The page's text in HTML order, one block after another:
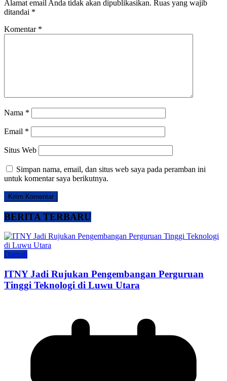
Alamat email Anda tidak akan dipublikasikan. Ruas yang wajib
ditandai *
Komentar *
Nama *
Email *
Situs Web
Simpan nama, email, dan situs web saya pada peramban ini
untuk komentar saya berikutnya.
BERITA TERBARU
Daerah
ITNY Jadi Rujukan Pengembangan Perguruan
Tinggi Teknologi di Luwu Utara